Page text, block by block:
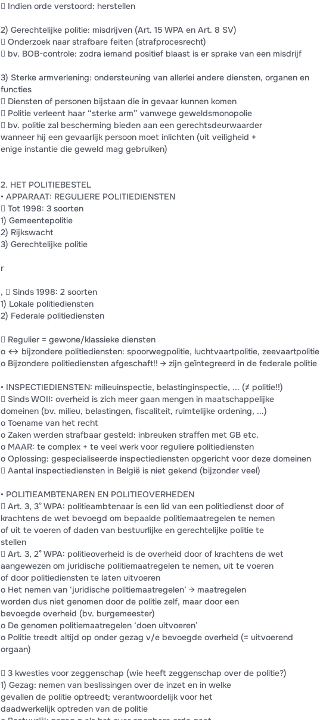
 Indien orde verstoord: herstellen
2) Gerechtelijke politie: misdrijven (Art. 15 WPA en Art. 8 SV)
 Onderzoek naar strafbare feiten (strafprocesrecht)
 bv. BOB-controle: zodra iemand positief blaast is er sprake van een misdrijf
3) Sterke armverlening: ondersteuning van allerlei andere diensten, organen en
functies
 Diensten of personen bijstaan die in gevaar kunnen komen
 Politie verleent haar “sterke arm” vanwege geweldsmonopolie
 bv. politie zal bescherming bieden aan een gerechtsdeurwaarder
wanneer hij een gevaarlijk persoon moet inlichten (uit veiligheid +
enige instantie die geweld mag gebruiken)
2. HET POLITIEBESTEL
• APPARAAT: REGULIERE POLITIEDIENSTEN
 Tot 1998: 3 soorten
1) Gemeentepolitie
2) Rijkswacht
3) Gerechtelijke politie
r
,  Sinds 1998: 2 soorten
1) Lokale politiediensten
2) Federale politiediensten
 Regulier = gewone/klassieke diensten
o ↔ bijzondere politiediensten: spoorwegpolitie, luchtvaartpolitie, zeevaartpolitie
o Bijzondere politiediensten afgeschaft!! → zijn geïntegreerd in de federale politie
• INSPECTIEDIENSTEN: milieuinspectie, belastinginspectie, ... (≠ politie!!)
 Sinds WOII: overheid is zich meer gaan mengen in maatschappelijke
domeinen (bv. milieu, belastingen, fiscaliteit, ruimtelijke ordening, ...)
o Toename van het recht
o Zaken werden strafbaar gesteld: inbreuken straffen met GB etc.
o MAAR: te complex + te veel werk voor reguliere politiediensten
o Oplossing: gespecialiseerde inspectiediensten opgericht voor deze domeinen
 Aantal inspectiediensten in België is niet gekend (bijzonder veel)
• POLITIEAMBTENAREN EN POLITIEOVERHEDEN
 Art. 3, 3° WPA: politieambtenaar is een lid van een politiedienst door of
krachtens de wet bevoegd om bepaalde politiemaatregelen te nemen
of uit te voeren of daden van bestuurlijke en gerechtelijke politie te
stellen
 Art. 3, 2° WPA: politieoverheid is de overheid door of krachtens de wet
aangewezen om juridische politiemaatregelen te nemen, uit te voeren
of door politiediensten te laten uitvoeren
o Het nemen van ‘juridische politiemaatregelen’ → maatregelen
worden dus niet genomen door de politie zelf, maar door een
bevoegde overheid (bv. burgemeester)
o De genomen politiemaatregelen ‘doen uitvoeren’
o Politie treedt altijd op onder gezag v/e bevoegde overheid (= uitvoerend
orgaan)
 3 kwesties voor zeggenschap (wie heeft zeggenschap over de politie?)
1) Gezag: nemen van beslissingen over de inzet en in welke
gevallen de politie optreedt; verantwoordelijk voor het
daadwerkelijk optreden van de politie